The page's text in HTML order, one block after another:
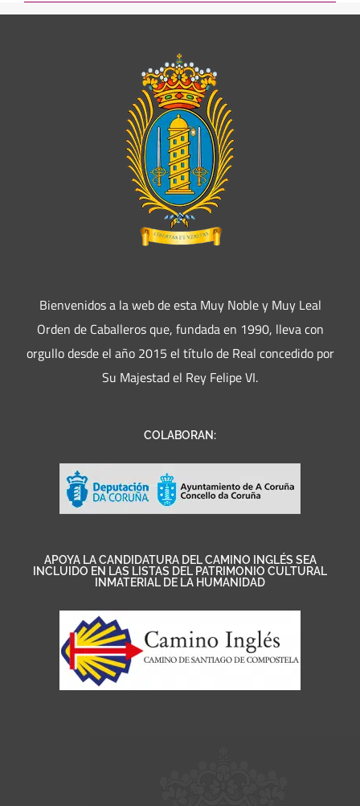
Bienvenidos a la web de esta Muy Noble y Muy Leal
Orden de Caballeros que, fundada en 1990, lleva con
orgullo desde el año 2015 el título de Real concedido por
Su Majestad el Rey Felipe VI.
COLABORAN:
APOYA LA CANDIDATURA DEL CAMINO INGLÉS SEA
INCLUIDO EN LAS LISTAS DEL PATRIMONIO CULTURAL
INMATERIAL DE LA HUMANIDAD